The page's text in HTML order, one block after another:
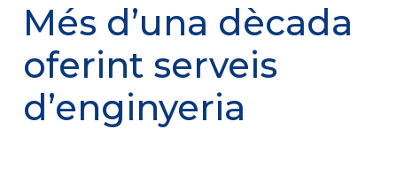
Més d’una dècada
oferint serveis
d’enginyeria